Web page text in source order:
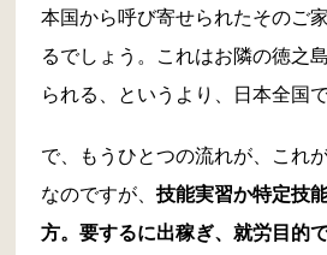
本国から呼び寄せられたそのご
るでしょう。これはお隣の徳之
られる、というより、日本全国
で、もうひとつの流れが、これ
なのですが、技能実習か特定技
方。要するに出稼ぎ、就労目的